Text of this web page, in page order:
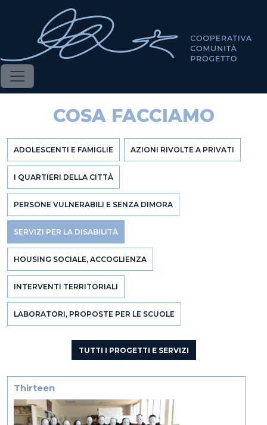
COSA FACCIAMO
ADOLESCENTI E FAMIGLIE AZIONI RIVOLTE A PRIVATI
I QUARTIERI DELLA CITTÀ
PERSONE VULNERABILI E SENZA DIMORA
SERVIZI PER LA DISABILITÀ
HOUSING SOCIALE, ACCOGLIENZA
INTERVENTI TERRITORIALI
LABORATORI, PROPOSTE PER LE SCUOLE
Thirteen